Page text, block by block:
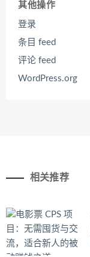
其他操作
登录
条目 feed
评论 feed
WordPress.org
相关推荐